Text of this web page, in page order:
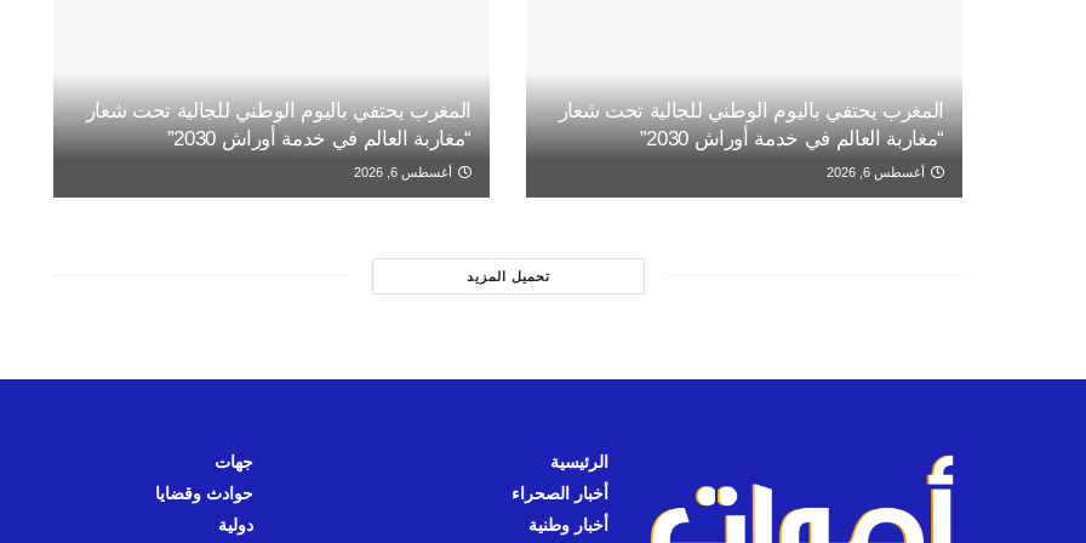
المغرب يحتفي باليوم الوطني للجالية تحت شعار
“مغاربة العالم في خدمة أوراش 2030”
أغسطس 6, 2026
المغرب يحتفي باليوم الوطني للجالية تحت شعار
“مغاربة العالم في خدمة أوراش 2030”
أغسطس 6, 2026
تحميل المزيد
الرئيسية
أخبار الصحراء
أخبار وطنية
جهات
حوادث وقضايا
دولية